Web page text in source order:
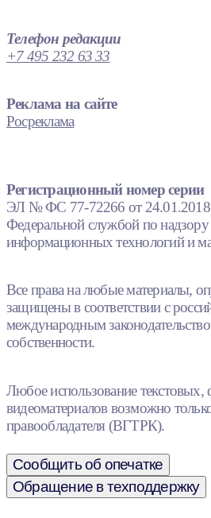
Телефон редакции
+7 495 232 63 33
Реклама на сайте
Росреклама
Регистрационный номер серии
ЭЛ № ФС 77-72266 от 24.01.2018.
Федеральной службой по надзору
информационных технологий и
Все права на любые материалы,
защищены в соответствии с
международным
собственности.
Любое использование текстовых,
видеоматериалов возможно
правообладателя (ВГТРК).
Сообщить об опечатке
Обращение в техподдержку